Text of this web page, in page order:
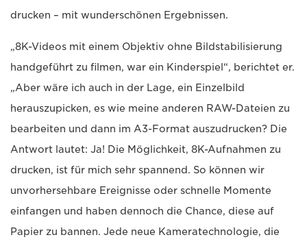
drucken – mit wunderschönen Ergebnissen.
„8K-Videos mit einem Objektiv ohne Bildstabilisierung
handgeführt zu filmen, war ein Kinderspiel“, berichtet er.
„Aber wäre ich auch in der Lage, ein Einzelbild
herauszupicken, es wie meine anderen RAW-Dateien zu
bearbeiten und dann im A3-Format auszudrucken? Die
Antwort lautet: Ja! Die Möglichkeit, 8K-Aufnahmen zu
drucken, ist für mich sehr spannend. So können wir
unvorhersehbare Ereignisse oder schnelle Momente
einfangen und haben dennoch die Chance, diese auf
Papier zu bannen. Jede neue Kameratechnologie, die